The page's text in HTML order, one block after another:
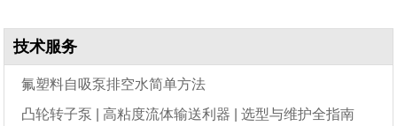
技术服务
氟塑料自吸泵排空水简单方法
凸轮转子泵 | 高粘度流体输送利器 | 选型与维护全指南